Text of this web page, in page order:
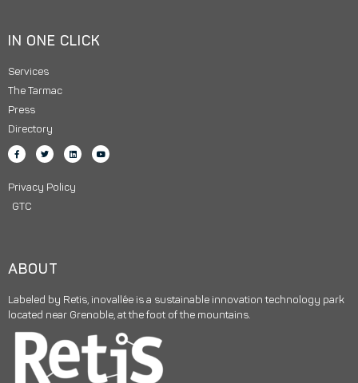
IN ONE CLICK
Services
The Tarmac
Press
Directory
Privacy Policy
GTC
ABOUT
Labeled by Retis, inovallée is a sustainable innovation technology park
located near Grenoble, at the foot of the mountains.